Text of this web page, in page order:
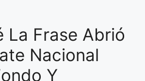
La Frase Abrió
Nacional
Y